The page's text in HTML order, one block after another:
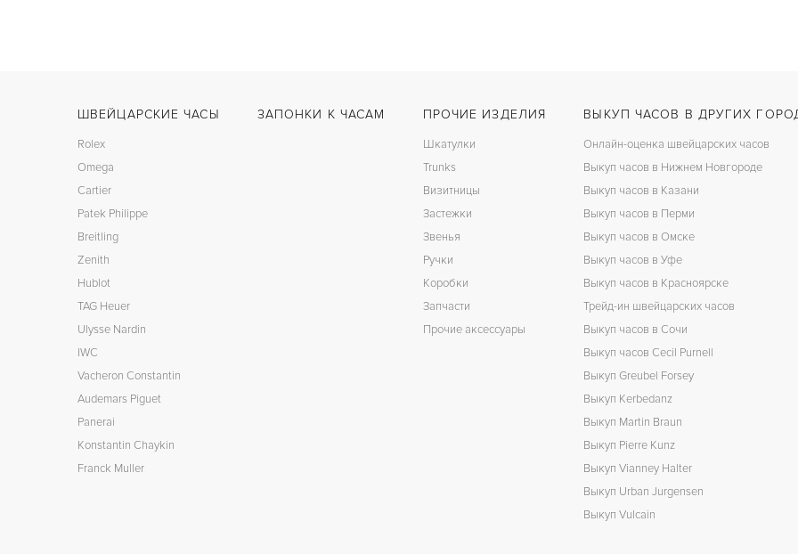
ШВЕЙЦАРСКИЕ ЧАСЫ
Rolex
Omega
Cartier
Patek Philippe
Breitling
Zenith
Hublot
TAG Heuer
Ulysse Nardin
IWC
Vacheron Constantin
Audemars Piguet
Panerai
Konstantin Chaykin
Franck Muller
ЗАПОНКИ К ЧАСАМ ПРОЧИЕ ИЗДЕЛИЯ
Шкатулки
Trunks
Визитницы
Застежки
Звенья
Ручки
Коробки
Запчасти
Прочие аксессуары
ВЫКУП ЧАСОВ В ДРУГИХ
Онлайн-оценка швейцарских часов
Выкуп часов в Нижнем Новгороде
Выкуп часов в Казани
Выкуп часов в Перми
Выкуп часов в Омске
Выкуп часов в Уфе
Выкуп часов в Красноярске
Трейд-ин швейцарских часов
Выкуп часов в Сочи
Выкуп часов Cecil Purnell
Выкуп Greubel Forsey
Выкуп Kerbedanz
Выкуп Martin Braun
Выкуп Pierre Kunz
Выкуп Vianney Halter
Выкуп Urban Jurgensen
Выкуп Vulcain